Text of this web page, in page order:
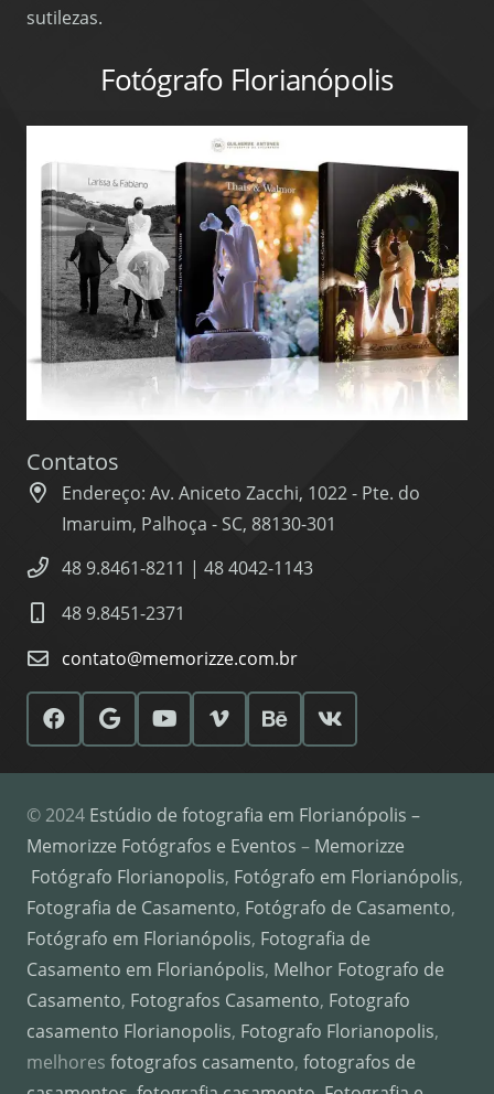
sutilezas.
Fotógrafo Florianópolis
Contatos
Endereço: Av. Aniceto Zacchi, 1022 - Pte. do
Imaruim, Palhoça - SC, 88130-301
48 9.8461-8211 | 48 4042-1143
48 9.8451-2371
contato@memorizze.com.br
© 2024 Estúdio de fotografia em Florianópolis –
Memorizze Fotógrafos e Eventos – Memorizze
Fotógrafo Florianopolis, Fotógrafo em Florianópolis,
Fotografia de Casamento, Fotógrafo de Casamento,
Fotógrafo em Florianópolis, Fotografia de
Casamento em Florianópolis, Melhor Fotografo de
Casamento, Fotografos Casamento, Fotografo
casamento Florianopolis, Fotografo Florianopolis,
melhores fotografos casamento, fotografos de